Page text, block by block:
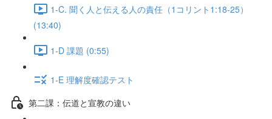
1-C. 聞く人と伝える人の責任（1コリント1:18-25）
(13:40)
1-D 課題 (0:55)
1-E 理解度確認テスト
第二課：伝道と宣教の違い